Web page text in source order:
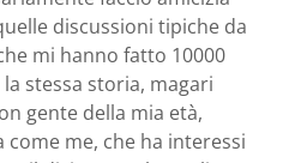
discussioni tipiche da
mi hanno fatto 10000
stessa storia, magari
gente della mia età,
come me, che ha interessi